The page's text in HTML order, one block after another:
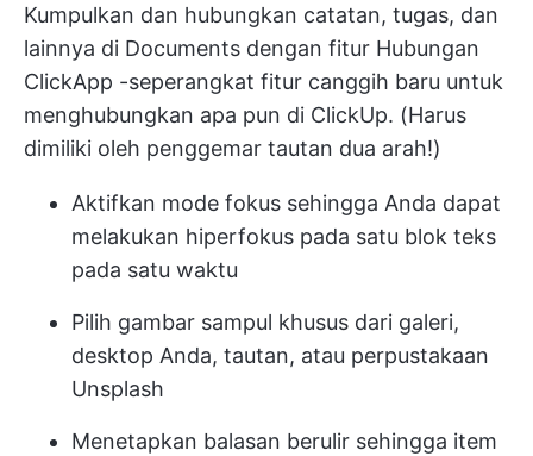
Kumpulkan dan hubungkan catatan, tugas, dan
lainnya di Documents dengan fitur Hubungan
ClickApp -seperangkat fitur canggih baru untuk
menghubungkan apa pun di ClickUp. (Harus
dimiliki oleh penggemar tautan dua arah!)
Aktifkan mode fokus sehingga Anda dapat
melakukan hiperfokus pada satu blok teks
pada satu waktu
Pilih gambar sampul khusus dari galeri,
desktop Anda, tautan, atau perpustakaan
Unsplash
Menetapkan balasan berulir sehingga item